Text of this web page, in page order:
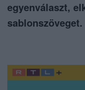
egyenválaszt,
sablonszöveget.